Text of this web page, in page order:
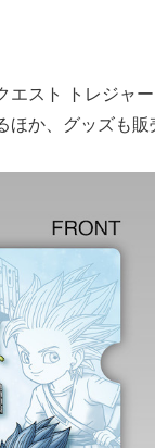
スト トレジャ
か、グッズも販